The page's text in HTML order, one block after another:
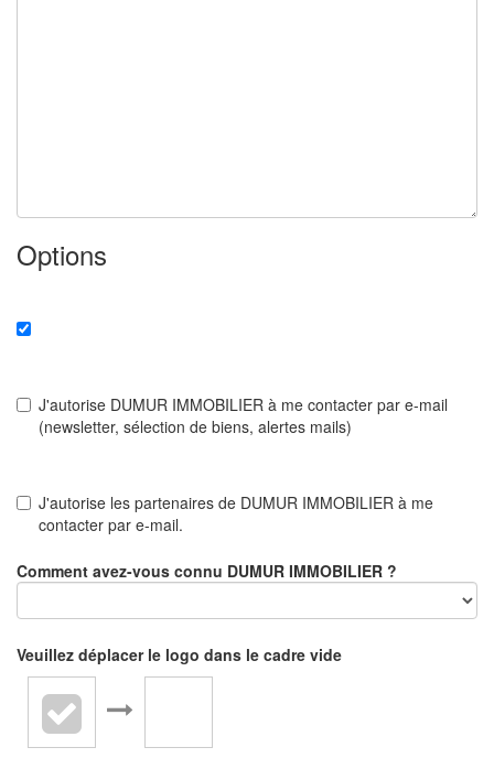
Options
J'autorise DUMUR IMMOBILIER à me contacter par e-mail
(newsletter, sélection de biens, alertes mails)
J'autorise les partenaires de DUMUR IMMOBILIER à me
contacter par e-mail.
Comment avez-vous connu DUMUR IMMOBILIER ?
Veuillez déplacer le logo dans le cadre vide